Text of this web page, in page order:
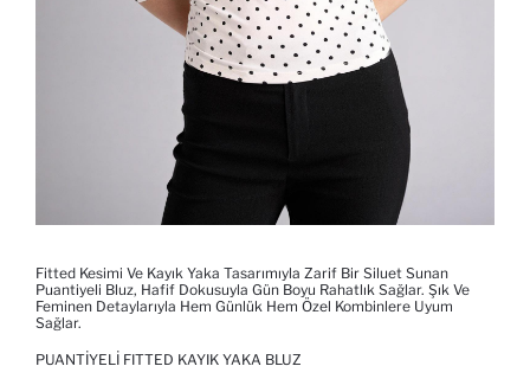
Fitted Kesimi Ve Kayık Yaka Tasarımıyla Zarif Bir Siluet Sunan
Puantiyeli Bluz, Hafif Dokusuyla Gün Boyu Rahatlık Sağlar. Şık Ve
Feminen Detaylarıyla Hem Günlük Hem Özel Kombinlere Uyum
Sağlar.
PUANTIYELI FITTED KAYIK YAKA BLUZ